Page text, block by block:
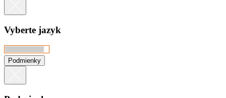
Vyberte jazyk
Podmienky